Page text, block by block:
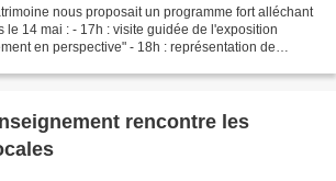
nous proposait un programme fort alléchant
le 14 mai : - 17h : visite guidée de l'exposition
en perspective" - 18h : représentation de
rencontre les